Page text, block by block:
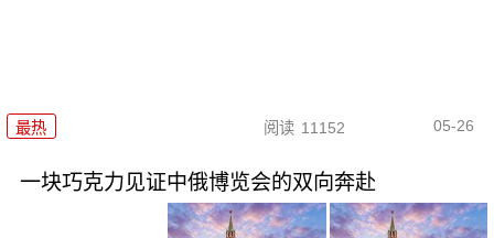
最热 阅读 11152 05-26
一块巧克力见证中俄博览会的双向奔赴